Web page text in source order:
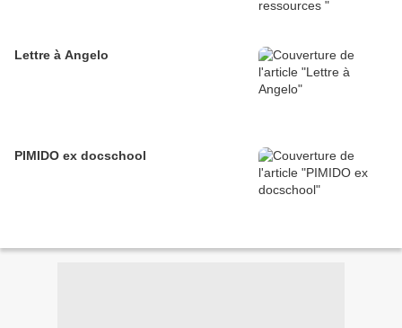
Lettre à Angelo
PIMIDO ex docschool